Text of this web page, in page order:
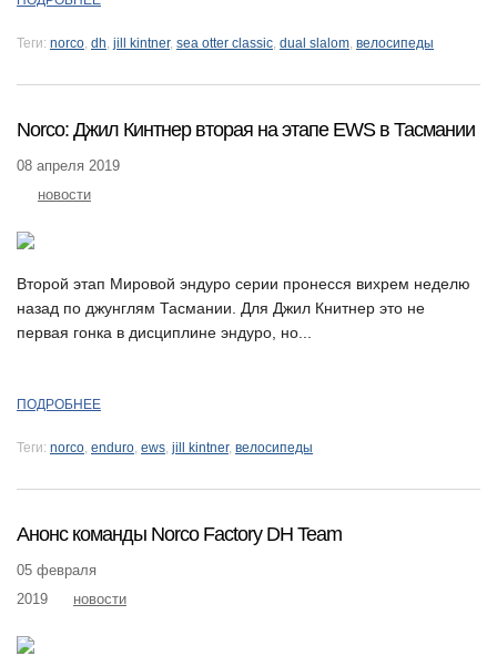
Теги: norco, dh, jill kintner, sea otter classic, dual slalom, велосипеды
Norco: Джил Кинтнер вторая на этапе EWS в Тасмании
08 апреля 2019
новости
Второй этап Мировой эндуро серии пронесся вихрем неделю
назад по джунглям Тасмании. Для Джил Книтнер это не
первая гонка в дисциплине эндуро, но...
ПОДРОБНЕЕ
Теги: norco, enduro, ews, jill kintner, велосипеды
Анонс команды Norco Factory DH Team
05 февраля
2019
новости